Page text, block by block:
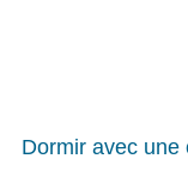
Dormir avec une